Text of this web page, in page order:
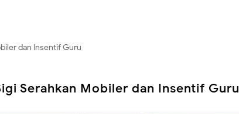
dan Insentif Guru
Serahkan Mobiler dan Insentif Guru